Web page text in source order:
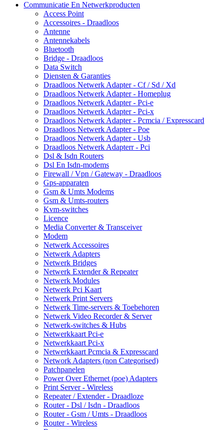
Communicatie En Netwerkproducten
Access Point
Accessoires - Draadloos
Antenne
Antennekabels
Bluetooth
Bridge - Draadloos
Data Switch
Diensten & Garanties
Draadloos Netwerk Adapter - Cf / Sd / Xd
Draadloos Netwerk Adapter - Homeplug
Draadloos Netwerk Adapter - Pci-e
Draadloos Netwerk Adapter - Pci-x
Draadloos Netwerk Adapter - Pcmcia / Expresscard
Draadloos Netwerk Adapter - Poe
Draadloos Netwerk Adapter - Usb
Draadloos Netwerk Adapterr - Pci
Dsl & Isdn Routers
Dsl En Isdn-modems
Firewall / Vpn / Gateway - Draadloos
Gps-apparaten
Gsm & Umts Modems
Gsm & Umts-routers
Kvm-switches
Licence
Media Converter & Transceiver
Modem
Netwerk Accessoires
Netwerk Adapters
Netwerk Bridges
Netwerk Extender & Repeater
Netwerk Modules
Netwerk Pci Kaart
Netwerk Print Servers
Netwerk Time-servers & Toebehoren
Netwerk Video Recorder & Server
Netwerk-switches & Hubs
Netwerkkaart Pci-e
Netwerkkaart Pci-x
Netwerkkaart Pcmcia & Expresscard
Network Adapters (non Categorised)
Patchpanelen
Power Over Ethernet (poe) Adapters
Print Server - Wireless
Repeater / Extender - Draadloze
Router - Dsl / Isdn - Draadloos
Router - Gsm / Umts - Draadloos
Router - Wireless